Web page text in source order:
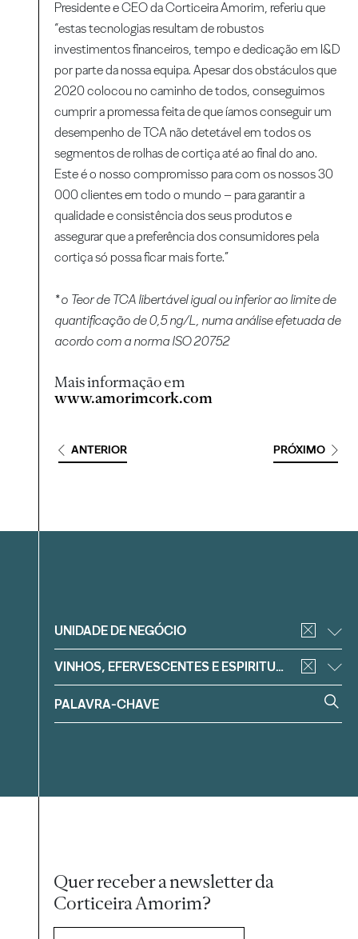
Presidente e CEO da Corticeira Amorim, referiu que
“estas tecnologias resultam de robustos
investimentos financeiros, tempo e dedicação em I&D
por parte da nossa equipa. Apesar dos obstáculos que
2020 colocou no caminho de todos, conseguimos
cumprir a promessa feita de que íamos conseguir um
desempenho de TCA não detetável em todos os
segmentos de rolhas de cortiça até ao final do ano.
Este é o nosso compromisso para com os nossos 30
000 clientes em todo o mundo – para garantir a
qualidade e consistência dos seus produtos e
assegurar que a preferência dos consumidores pela
cortiça só possa ficar mais forte.”
* o Teor de TCA libertável igual ou inferior ao limite de
quantificação de 0,5 ng/L, numa análise efetuada de
acordo com a norma ISO 20752
Mais informação em
www.amorimcork.com
ANTERIOR PRÓXIMO
Filtrar
UNIDADE DE NEGÓCIO
VINHOS, EFERVESCENTES E ESPIRITUOSOS
Quer receber a newsletter da
Corticeira Amorim?